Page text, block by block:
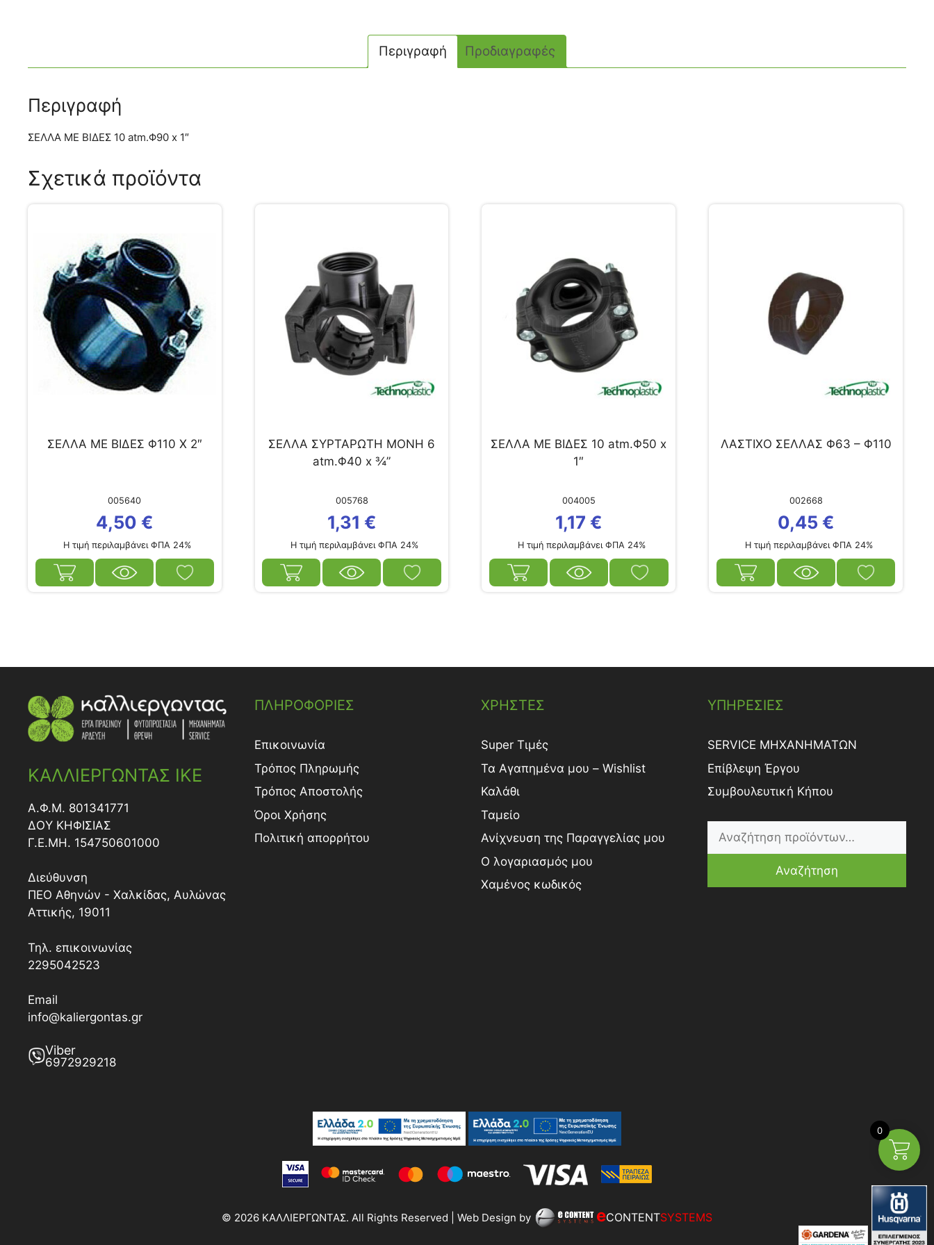
Περιγραφή Προδιαγραφές
Περιγραφή
ΣΕΛΛΑ ΜΕ ΒΙΔΕΣ 10 atm.Φ90 x 1″
Σχετικά προϊόντα
ΣΕΛΛΑ ΜΕ ΒΙΔΕΣ Φ110 Χ 2″
005640
4,50 €
Η τιμή περιλαμβάνει ΦΠΑ 24%
ΣΕΛΛΑ ΣΥΡΤΑΡΩΤΗ ΜΟΝΗ 6
atm.Φ40 x ¾”
005768
1,31 €
Η τιμή περιλαμβάνει ΦΠΑ 24%
ΣΕΛΛΑ ΜΕ ΒΙΔΕΣ 10 atm.Φ50 x
1″
004005
1,17 €
Η τιμή περιλαμβάνει ΦΠΑ 24%
ΛΑΣΤΙΧΟ ΣΕΛΛΑΣ Φ63 – Φ110
002668
0,45 €
Η τιμή περιλαμβάνει ΦΠΑ 24%
ΚΑΛΛΙΕΡΓΩΝΤΑΣ ΙΚΕ
Α.Φ.Μ. 801341771
ΔΟY ΚΗΦΙΣΙΑΣ
Γ.Ε.ΜΗ. 154750601000
Διεύθυνση
ΠΕΟ Αθηνών - Χαλκίδας, Αυλώνας
Αττικής, 19011
Τηλ. επικοινωνίας
2295042523
Email
info@kaliergontas.gr
Viber
6972929218
ΠΛΗΡΟΦΟΡΙΕΣ
Επικοινωνία
Τρόπος Πληρωμής
Τρόπος Aποστολής
Όροι Χρήσης
Πολιτική απορρήτου
ΧΡΗΣΤΕΣ
Super Τιμές
Τα Αγαπημένα μου – Wishlist
Καλάθι
Ταμείο
Ανίχνευση της Παραγγελίας μου
Ο λογαριασμός μου
Χαμένος κωδικός
ΥΠΗΡΕΣΙΕΣ
SERVICE ΜΗΧΑΝΗΜΑΤΩΝ
Επίβλεψη Έργου
Συμβουλευτική Κήπου
Αναζήτηση
© 2026 ΚΑΛΛΙΕΡΓΩΝΤΑΣ. All Rights Reserved | Web Design by eCONTENTSYSTEMS
0